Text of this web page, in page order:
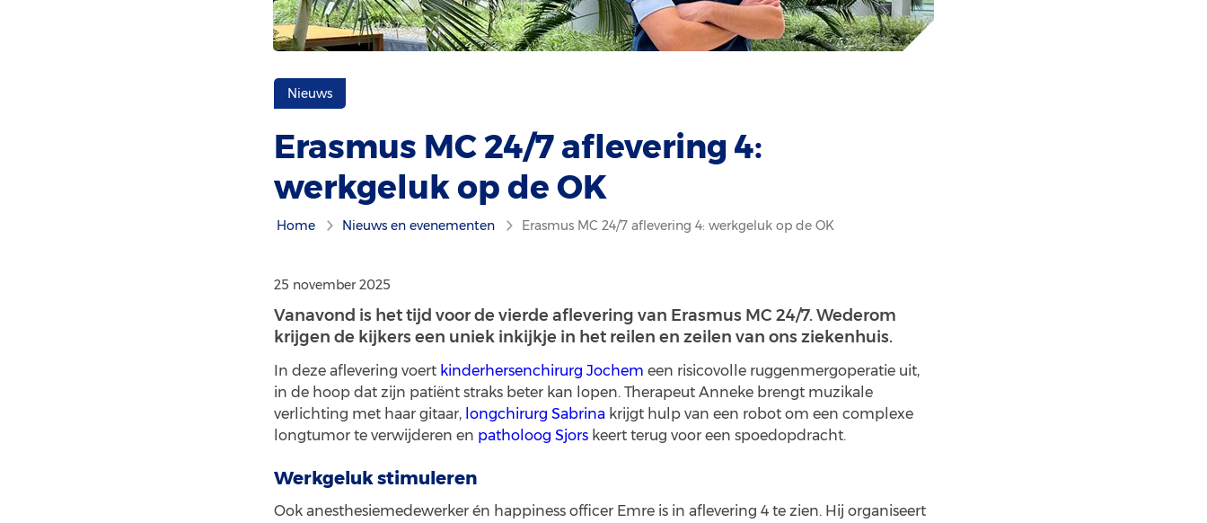
Nieuws
Erasmus MC 24/7 aflevering 4:
werkgeluk op de OK
Home Nieuws en evenementen Erasmus MC 24/7 aflevering 4: werkgeluk op de OK
25 november 2025
Vanavond is het tijd voor de vierde aflevering van Erasmus MC 24/7. Wederom
krijgen de kijkers een uniek inkijkje in het reilen en zeilen van ons ziekenhuis.
In deze aflevering voert kinderhersenchirurg Jochem een risicovolle ruggenmergoperatie uit,
in de hoop dat zijn patiënt straks beter kan lopen. Therapeut Anneke brengt muzikale
verlichting met haar gitaar, longchirurg Sabrina krijgt hulp van een robot om een complexe
longtumor te verwijderen en patholoog Sjors keert terug voor een spoedopdracht.
Werkgeluk stimuleren
Ook anesthesiemedewerker én happiness officer Emre is in aflevering 4 te zien. Hij organiseert